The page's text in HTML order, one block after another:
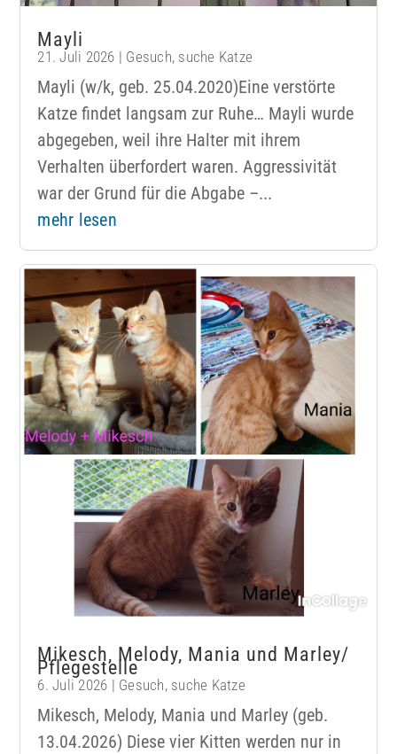
Mayli
21. Juli 2026 | Gesuch, suche Katze
Mayli (w/k, geb. 25.04.2020)Eine verstörte
Katze findet langsam zur Ruhe… Mayli wurde
abgegeben, weil ihre Halter mit ihrem
Verhalten überfordert waren. Aggressivität
war der Grund für die Abgabe –...
mehr lesen
Mikesch, Melody, Mania und Marley/
Pflegestelle
6. Juli 2026 | Gesuch, suche Katze
Mikesch, Melody, Mania und Marley (geb.
13.04.2026) Diese vier Kitten werden nur in